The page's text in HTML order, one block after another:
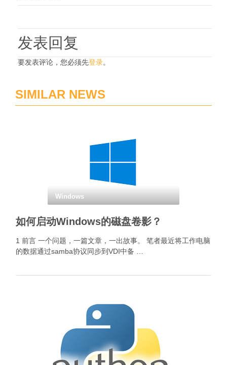
发表回复
要发表评论，您必须先登录。
SIMILAR NEWS
Windows
如何启动Windows的磁盘卷影？
1 前言 一个问题，一篇文章，一出故事。 笔者最近将工作电脑
的数据通过samba协议同步到VDI中备 …